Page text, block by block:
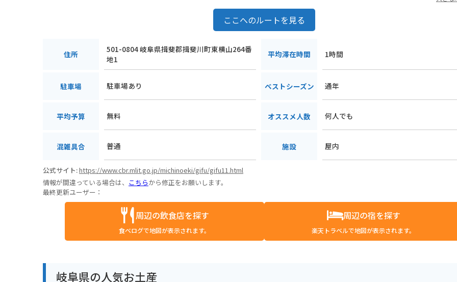
ここへのルートを見る
住所
501-0804 岐阜県揖斐郡揖斐川町東横山264番
地1
平均滞在時間 1時間
駐車場 駐車場あり ベストシーズン 通年
平均予算 無料 オススメ人数 何人でも
混雑具合 普通 施設 屋内
公式サイト:https://www.cbr.mlit.go.jp/michinoeki/gifu/gifu11.html
情報が間違っている場合は、 こちらから修正をお願いします。
最終更新ユーザー：
周辺の飲食店を探す
食べログで地図が表示されます。
周辺の宿を探す
楽天トラベルで地図が表示されます。
岐阜県の人気お土産